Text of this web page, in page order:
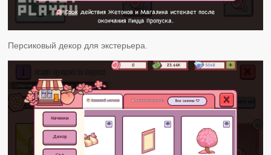
Персиковый декор для экстерьера.